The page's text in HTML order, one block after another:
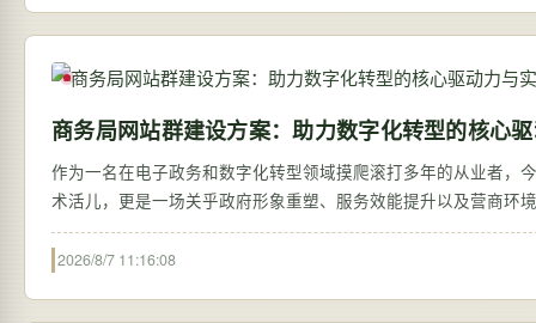
商务局网站群建设方案：助力数字化转型的核心
作为一名在电子政务和数字化转型领域摸爬滚打多年的从业者，
术活儿，更是一场关乎政府形象重塑、服务效能提升以及营商环
2026/8/7 11:16:08